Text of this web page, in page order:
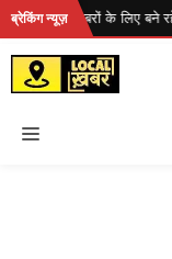
Skip
content
ब्रेकिंग न्यूज़
है... ताज़ा खबरों के लिए बने रहें...
Menu